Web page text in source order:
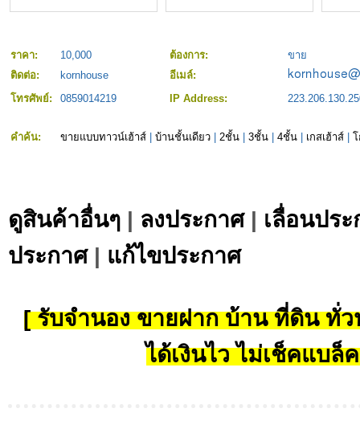
ราคา: 10,000 ต้องการ:
ขาย
ติดต่อ:
kornhouse
อีเมล์:
โทรศัพย์:
0859014219 IP Address:
คำค้น: ขายแบบทาวน์เฮ้าส์ บ้านชั้นเดียว 2ชั้น 3ชั้น 4ชั้น เกสเฮ้าส์
ดูสินค้าอื่นๆ | ลงประกาศ| เลื่อนปร
ประกาศ| แก้ไขประกาศ
[ รับจำนอง ขายฝาก บ้าน ที่ดิน ทั่ว
ได้เงินไว ไม่เช็คแบล็